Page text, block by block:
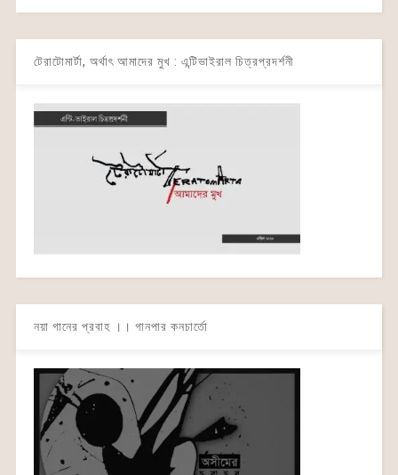
টেরাটোমার্টা, অর্থাৎ আমাদের মুখ : এন্টিভাইরাল চিত্রপ্রদর্শনী
নয়া গানের প্রবাহ ।। গানপার কনচার্তো